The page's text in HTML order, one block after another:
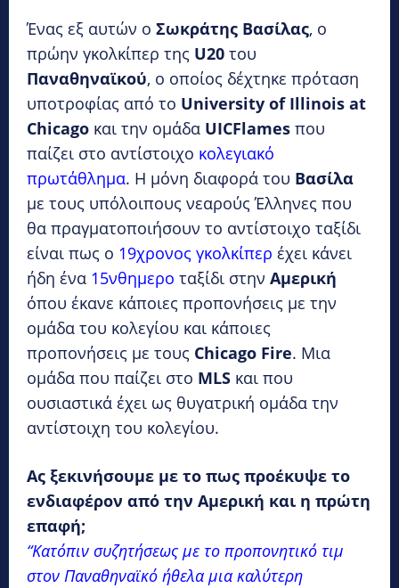
Ένας εξ αυτών ο Σωκράτης Βασίλας, ο
πρώην γκολκίπερ της U20 του
Παναθηναϊκού, ο οποίος δέχτηκε πρόταση
υποτροφίας από το University of Illinois at
Chicago και την ομάδα UICFlames που
παίζει στο αντίστοιχο κολεγιακό
πρωτάθλημα. Η μόνη διαφορά του Βασίλα
με τους υπόλοιπους νεαρούς Έλληνες που
θα πραγματοποιήσουν το αντίστοιχο ταξίδι
είναι πως ο 19χρονος γκολκίπερ έχει κάνει
ήδη ένα 15νθημερο ταξίδι στην Αμερική
όπου έκανε κάποιες προπονήσεις με την
ομάδα του κολεγίου και κάποιες
προπονήσεις με τους Chicago Fire. Μια
ομάδα που παίζει στο MLS και που
ουσιαστικά έχει ως θυγατρική ομάδα την
αντίστοιχη του κολεγίου.
Ας ξεκινήσουμε με το πως προέκυψε το
ενδιαφέρον από την Αμερική και η πρώτη
επαφή;
“Κατόπιν συζητήσεως με το προπονητικό τιμ
στον Παναθηναϊκό ήθελα μια καλύτερη